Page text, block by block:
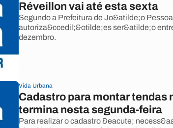
Réveillon vai até esta sexta
Segundo a Prefeitura de Jo&atilde;o
autoriza&ccedil;&otilde;es ser&atilde;o
dezembro.
Vida Urbana
Cadastro para montar tendas
termina nesta segunda-feira
Para realizar o cadastro &eacute;